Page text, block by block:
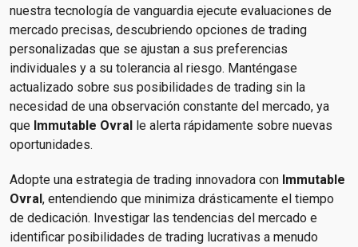
nuestra tecnología de vanguardia ejecute evaluaciones de
mercado precisas, descubriendo opciones de trading
personalizadas que se ajustan a sus preferencias
individuales y a su tolerancia al riesgo. Manténgase
actualizado sobre sus posibilidades de trading sin la
necesidad de una observación constante del mercado, ya
que Immutable Ovral le alerta rápidamente sobre nuevas
oportunidades.
Adopte una estrategia de trading innovadora con Immutable
Ovral, entendiendo que minimiza drásticamente el tiempo
de dedicación. Investigar las tendencias del mercado e
identificar posibilidades de trading lucrativas a menudo